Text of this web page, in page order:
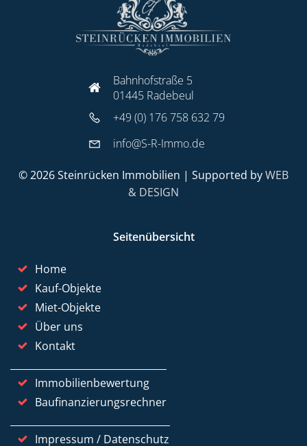
Bahnhofstraße 5
01445 Radebeul
+49 (0) 176 758 632 79
info@S-R-Immo.de
© 2026 Steinrücken Immobilien | Supported byWEB
& DESIGN
Seitenübersicht
Home
Kauf-Objekte
Miet-Objekte
Über uns
Kontakt
Immobilienbewertung
Baufinanzierungsrechner
Impressum / Datenschutz